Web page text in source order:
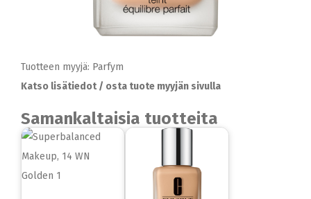
Tuotteen myyjä: Parfym
Katso lisätiedot / osta tuote myyjän sivulla
Samankaltaisia tuotteita